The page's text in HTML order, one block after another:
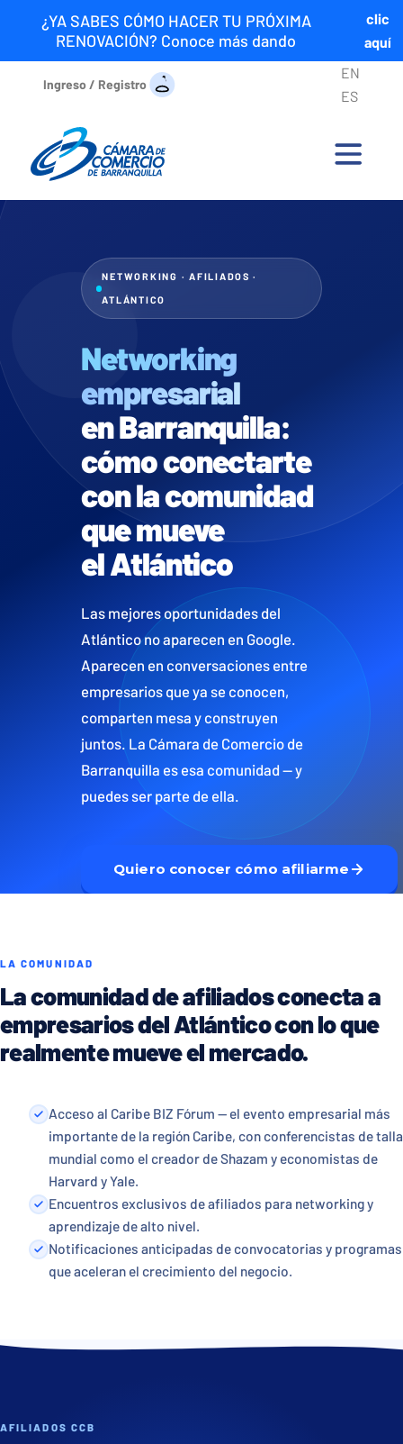
¿YA SABES CÓMO HACER TU PRÓXIMA
RENOVACIÓN? Conoce más dando
clic
aquí
Ingreso / Registro
EN
ES
NETWORKING · AFILIADOS ·
ATLÁNTICO
Networking
empresarial
en Barranquilla:
cómo conectarte
con la comunidad
que mueve
el Atlántico
Las mejores oportunidades del
Atlántico no aparecen en Google.
Aparecen en conversaciones entre
empresarios que ya se conocen,
comparten mesa y construyen
juntos. La Cámara de Comercio de
Barranquilla es esa comunidad — y
puedes ser parte de ella.
Quiero conocer cómo afiliarme
LA COMUNIDAD
La comunidad de afiliados conecta a
empresarios del Atlántico con lo que
realmente mueve el mercado.
Acceso al Caribe BIZ Fórum — el evento empresarial más
importante de la región Caribe, con conferencistas de talla
mundial como el creador de Shazam y economistas de
Harvard y Yale.
Encuentros exclusivos de afiliados para networking y
aprendizaje de alto nivel.
Notificaciones anticipadas de convocatorias y programas
que aceleran el crecimiento del negocio.
AFILIADOS CCB